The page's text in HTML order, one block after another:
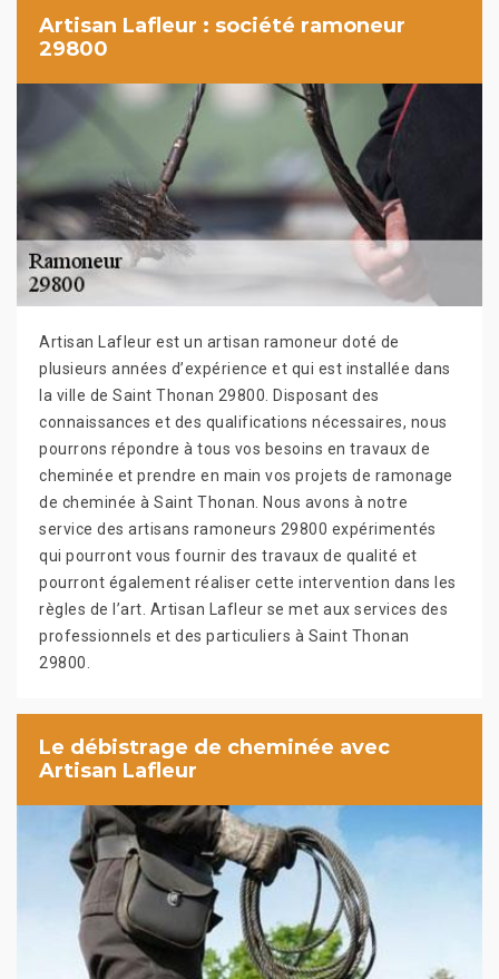
Artisan Lafleur : société ramoneur
29800
Artisan Lafleur est un artisan ramoneur doté de
plusieurs années d’expérience et qui est installée dans
la ville de Saint Thonan 29800. Disposant des
connaissances et des qualifications nécessaires, nous
pourrons répondre à tous vos besoins en travaux de
cheminée et prendre en main vos projets de ramonage
de cheminée à Saint Thonan. Nous avons à notre
service des artisans ramoneurs 29800 expérimentés
qui pourront vous fournir des travaux de qualité et
pourront également réaliser cette intervention dans les
règles de l’art. Artisan Lafleur se met aux services des
professionnels et des particuliers à Saint Thonan
29800.
Le débistrage de cheminée avec
Artisan Lafleur